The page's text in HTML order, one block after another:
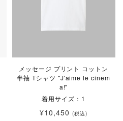
メッセージ プリント コットン
半袖 Tシャツ "J'aime le cinem
a!"
着用サイズ：1
¥10,450 (税込)